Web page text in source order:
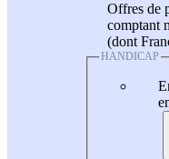
Offres de
comptant
(dont
HANDICAP